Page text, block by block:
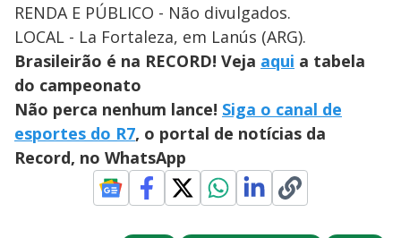
RENDA E PÚBLICO - Não divulgados.
LOCAL - La Fortaleza, em Lanús (ARG).
Brasileirão é na RECORD! Veja aqui a tabela
do campeonato
Não perca nenhum lance! Siga o canal de
esportes do R7, o portal de notícias da
Record, no WhatsApp